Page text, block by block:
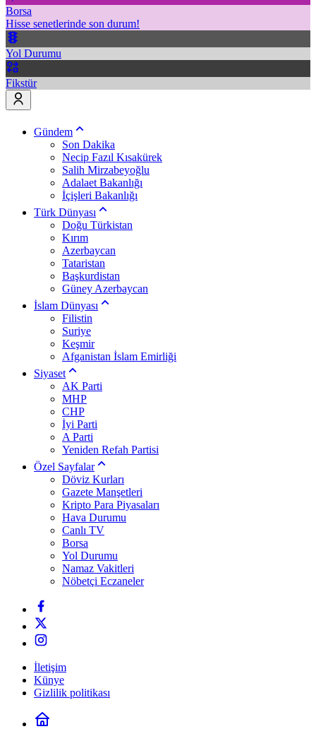
Borsa
Hisse senetlerinde son durum!
Yol Durumu
Fikstür
Gündem
Son Dakika
Necip Fazıl Kısakürek
Salih Mirzabeyoğlu
Adalaet Bakanlığı
İçişleri Bakanlığı
Türk Dünyası
Doğu Türkistan
Kırım
Azerbaycan
Tataristan
Başkurdistan
Güney Azerbaycan
İslam Dünyası
Filistin
Suriye
Keşmir
Afganistan İslam Emirliği
Siyaset
AK Parti
MHP
CHP
İyi Parti
A Parti
Yeniden Refah Partisi
Özel Sayfalar
Döviz Kurları
Gazete Manşetleri
Kripto Para Piyasaları
Hava Durumu
Canlı TV
Borsa
Yol Durumu
Namaz Vakitleri
Nöbetçi Eczaneler
İletişim
Künye
Gizlilik politikası